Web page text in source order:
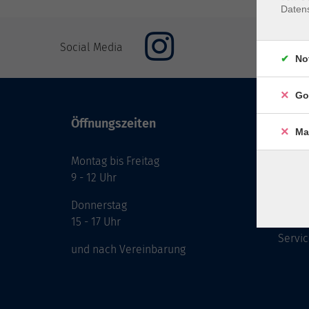
Social Media
Öffnungszeiten
Montag bis Freitag
9 - 12 Uhr
Donnerstag
15 - 17 Uhr
und nach Vereinbarung